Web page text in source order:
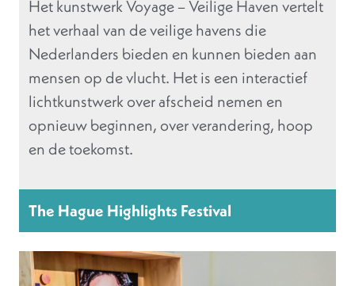
Het kunstwerk Voyage – Veilige Haven vertelt
het verhaal van de veilige havens die
Nederlanders bieden en kunnen bieden aan
mensen op de vlucht. Het is een interactief
lichtkunstwerk over afscheid nemen en
opnieuw beginnen, over verandering, hoop
en de toekomst.
The Hague Highlights Festival